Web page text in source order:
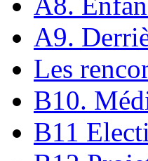
A9.
Les
B10.
B11